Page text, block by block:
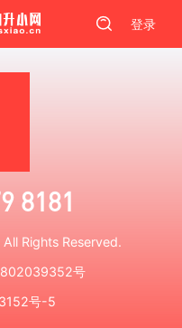
登录
8181
All Rights Reserved.
号
号-5